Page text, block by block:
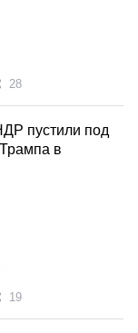
28
пустили под
в
19